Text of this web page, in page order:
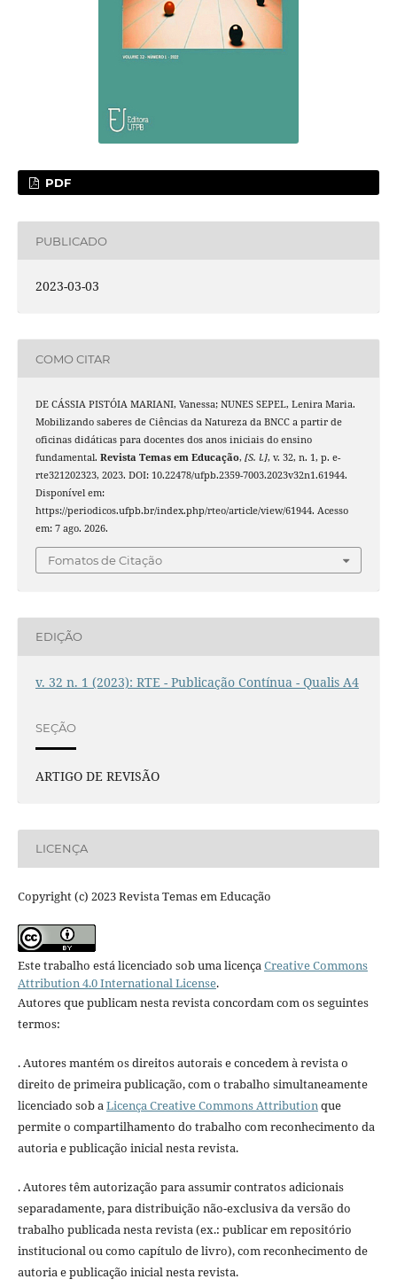
PDF
PUBLICADO
2023-03-03
COMO CITAR
DE CÁSSIA PISTÓIA MARIANI, Vanessa; NUNES SEPEL, Lenira Maria.
Mobilizando saberes de Ciências da Natureza da BNCC a partir de
oficinas didáticas para docentes dos anos iniciais do ensino
fundamental. Revista Temas em Educação, [S. l.], v. 32, n. 1, p. e-
rte321202323, 2023. DOI: 10.22478/ufpb.2359-7003.2023v32n1.61944.
Disponível em:
https://periodicos.ufpb.br/index.php/rteo/article/view/61944. Acesso
em: 7 ago. 2026.
Fomatos de Citação
EDIÇÃO
v. 32 n. 1 (2023): RTE - Publicação Contínua - Qualis A4
SEÇÃO
ARTIGO DE REVISÃO
LICENÇA
Copyright (c) 2023 Revista Temas em Educação
Este trabalho está licenciado sob uma licençaCreative Commons
Attribution 4.0 International License.
Autores que publicam nesta revista concordam com os seguintes
termos:
. Autores mantém os direitos autorais e concedem à revista o
direito de primeira publicação, com o trabalho simultaneamente
licenciado sob aLicença Creative Commons Attributionque
permite o compartilhamento do trabalho com reconhecimento da
autoria e publicação inicial nesta revista.
. Autores têm autorização para assumir contratos adicionais
separadamente, para distribuição não-exclusiva da versão do
trabalho publicada nesta revista (ex.: publicar em repositório
institucional ou como capítulo de livro), com reconhecimento de
autoria e publicação inicial nesta revista.